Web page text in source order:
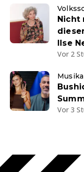
Nicht
Ilse
Vor 2
Vor 3